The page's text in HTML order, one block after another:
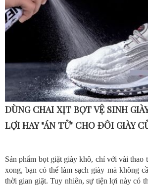
DÙNG CHAI XỊT BỌT VỆ SINH
LỢI HAY "ÁN TỬ" CHO ĐÔI GIÀY
Sản phẩm bọt giặt giày khô, chỉ với vài thao
xong, bạn có thể làm sạch giày mà không
thời gian giặt. Tuy nhiên, sự tiện lợi này có